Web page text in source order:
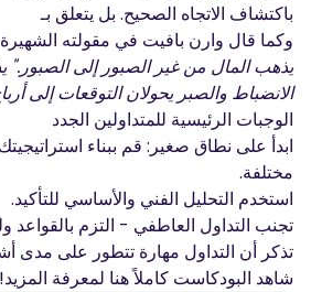
باكتشاف الاتجاه الصحيح. بل يتعلق بـ
وكما قال وارن بافيت في مقولته
يذهب المال من غير الصبور إلى الصبور."
الانضباط والصبر يحولان التوقعات إلى
الوجبات الرئيسية للمتداولين الجدد
ابدأ على نطاق صغير: قم ببناء
مختلفة.
استخدم التحليل الفني والأساسي للتأكيد.
تجنب التداول العاطفي - التزم
تذكر أن التداول مهارة تتطور على مدى
شاهد البودكاست كاملاً هنا لمعرفة المزيد!